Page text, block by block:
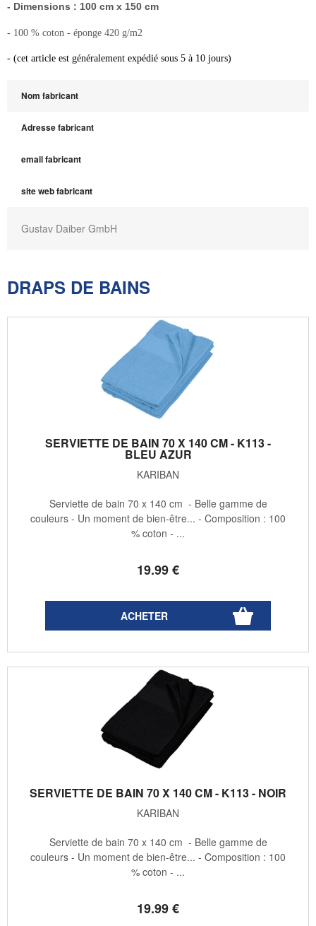
- Dimensions : 100 cm x 150 cm
- 100 % coton - éponge 420 g/m2
- (cet article est généralement expédié sous 5 à 10 jours)
Nom fabricant
Adresse fabricant
email fabricant
site web fabricant
Gustav Daiber GmbH
DRAPS DE BAINS
SERVIETTE DE BAIN 70 X 140 CM - K113 -
BLEU AZUR
KARIBAN
19.99€
Serviette de bain 70 x 140 cm - Belle gamme de
couleurs - Un moment de bien-être... - Composition : 100
% coton - ...
SERVIETTE DE BAIN 70 X 140 CM - K113 - NOIR
KARIBAN
19.99€
Serviette de bain 70 x 140 cm - Belle gamme de
couleurs - Un moment de bien-être... - Composition : 100
% coton - ...